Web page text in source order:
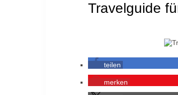
Travelguide
teilen
merken